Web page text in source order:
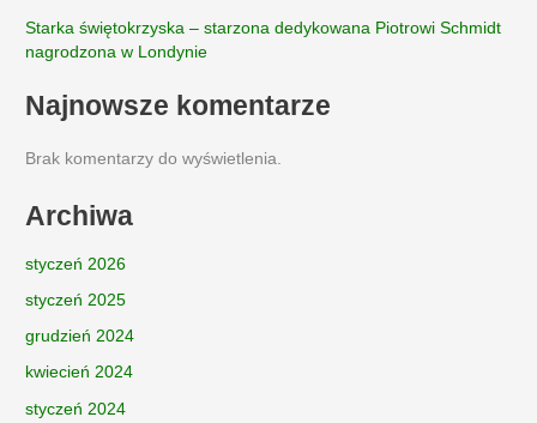
Starka świętokrzyska – starzona dedykowana Piotrowi Schmidt
nagrodzona w Londynie
Najnowsze komentarze
Brak komentarzy do wyświetlenia.
Archiwa
styczeń 2026
styczeń 2025
grudzień 2024
kwiecień 2024
styczeń 2024